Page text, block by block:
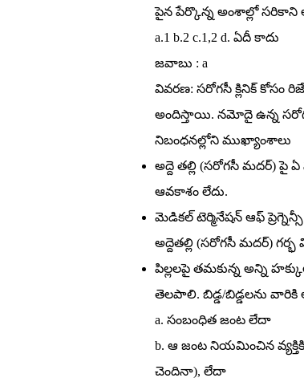
పైన పేర్కొన్న అంశాల్లో సరికాని
a.1 b.2 c.1,2 d. ఏదీ కాదు
జవాబు : a
వివరణ: సరోగసీ క్లినిక్‌ కోసం
అందిస్తాయి. నమోదై ఉన్న
నిబంధనల్లోని ముఖ్యాంశాలు
అద్దె తల్లి (సరోగసీ మదర్‌) పై
ఆవకాశం లేదు.
మెడికల్‌ టెర్మినేషన్‌ ఆఫ్‌
అద్దెతల్లి (సరోగసీ మదర్‌) గర్భ
పిల్లలపై తమకున్న అన్ని
తెలపాలి. బిడ్డ/బిడ్డలను వారికి
a. సంబంధిత జంట లేదా
b. ఆ జంట నియమించిన
చెందినా), లేదా